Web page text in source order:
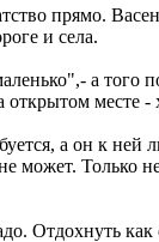
прямо.
и села.
а того
открытом месте -
а он к ней
может. Только
Отдохнуть как